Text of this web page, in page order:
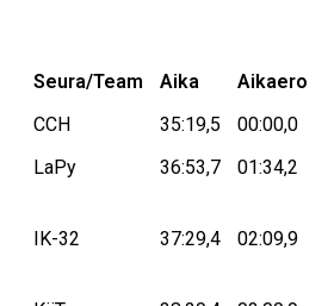
Seura/Team Aika Aikaero
CCH 35:19,5 00:00,0
LaPy 36:53,7 01:34,2
IK-32 37:29,4 02:09,9